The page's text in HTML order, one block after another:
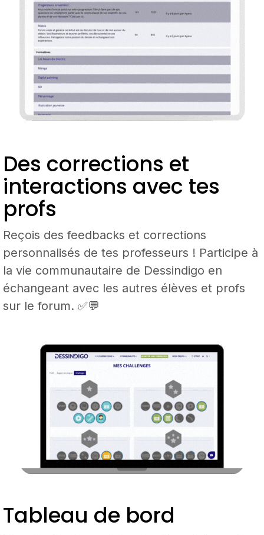
Des corrections et
interactions avec tes
profs
Reçois des feedbacks et corrections
personnalisés de tes professeurs ! Participe à
la vie communautaire de Dessindigo en
échangeant avec les autres élèves et profs
sur le forum. ✅💬
Tableau de bord